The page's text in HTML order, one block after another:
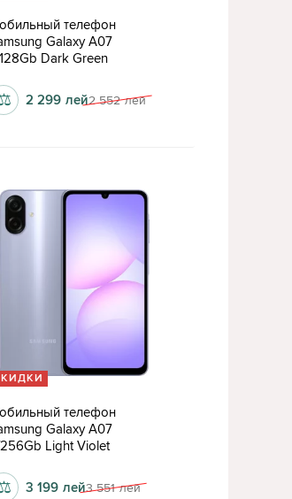
телефон
Galaxy A07
Dark Green
2 552 лей
2 299 лей
телефон
Galaxy A07
Light Violet
3 551 лей
3 199 лей